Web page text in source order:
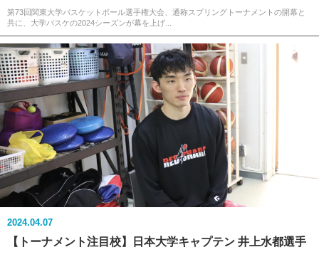
第73回関東大学バスケットボール選手権大会、通称スプリングトーナメントの開幕と
共に、大学バスケの2024シーズンが幕を上げ...
2024.04.07
【トーナメント注目校】日本大学キャプテン 井上水都選手